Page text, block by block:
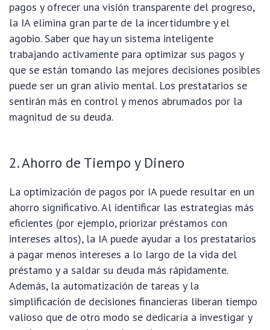
pagos y ofrecer una visión transparente del progreso,
la IA elimina gran parte de la incertidumbre y el
agobio. Saber que hay un sistema inteligente
trabajando activamente para optimizar sus pagos y
que se están tomando las mejores decisiones posibles
puede ser un gran alivio mental. Los prestatarios se
sentirán más en control y menos abrumados por la
magnitud de su deuda.
2. Ahorro de Tiempo y Dinero
La optimización de pagos por IA puede resultar en un
ahorro significativo. Al identificar las estrategias más
eficientes (por ejemplo, priorizar préstamos con
intereses altos), la IA puede ayudar a los prestatarios
a pagar menos intereses a lo largo de la vida del
préstamo y a saldar su deuda más rápidamente.
Además, la automatización de tareas y la
simplificación de decisiones financieras liberan tiempo
valioso que de otro modo se dedicaría a investigar y